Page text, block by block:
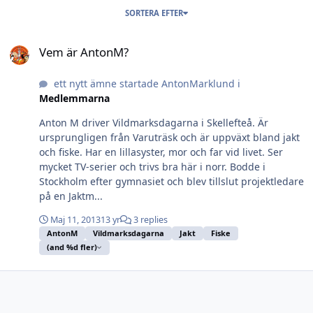
SORTERA EFTER
Vem är AntonM?
ett nytt ämne startade AntonMarklund i
Medlemmarna
Anton M driver Vildmarksdagarna i Skellefteå. Är
ursprungligen från Varuträsk och är uppväxt bland jakt
och fiske. Har en lillasyster, mor och far vid livet. Ser
mycket TV-serier och trivs bra här i norr. Bodde i
Stockholm efter gymnasiet och blev tillslut projektledare
på en Jaktm...
Maj 11, 201313 yr 3 replies
AntonM Vildmarksdagarna Jakt
Fiske
(and %d fler)